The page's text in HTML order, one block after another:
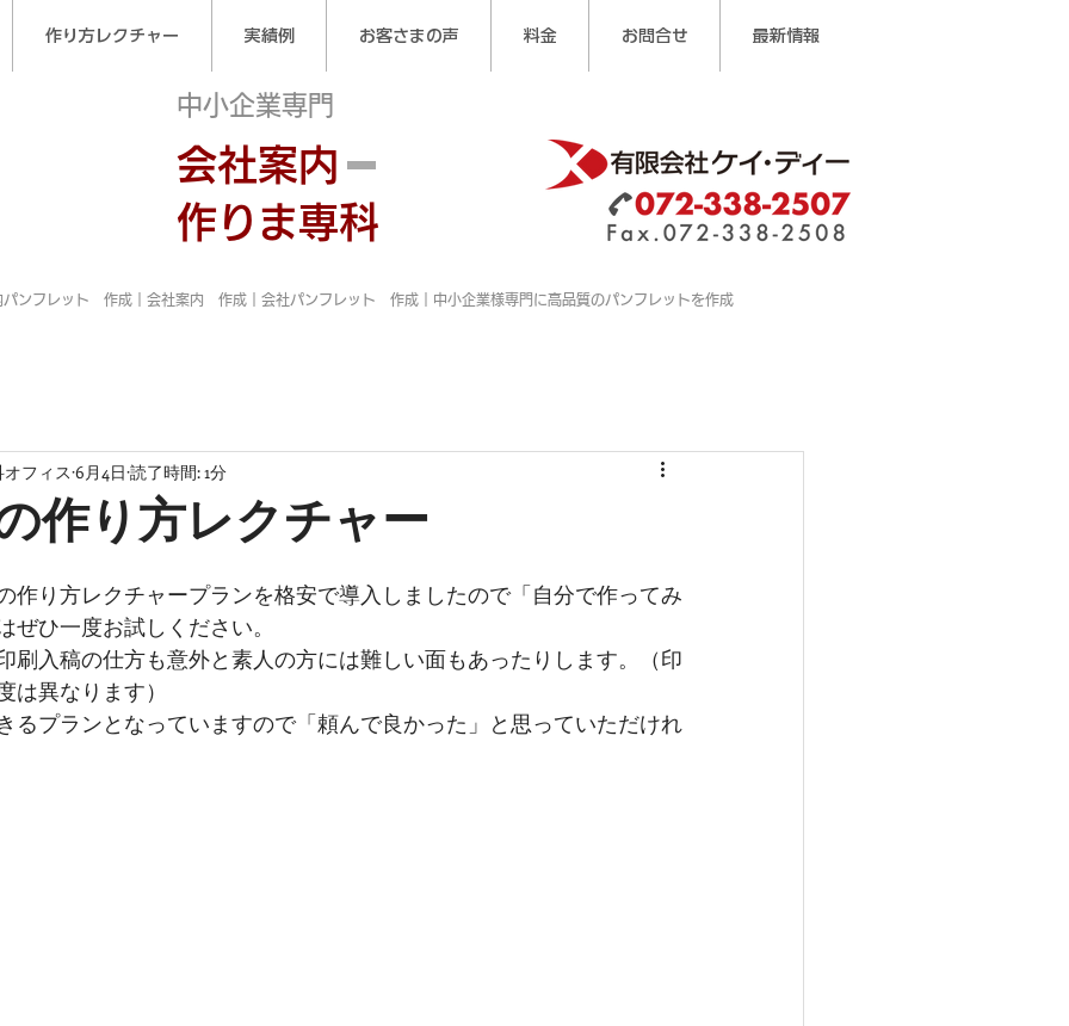
作り方レクチャー 実績例 お客さまの声 料金 お問合せ 最新情報
中小企業専門
会社案内
作りま専科
パンフレット 作成｜会社案内 作成｜会社パンフレット 作成｜中小企業様専門に高品質のパンフレットを作成
作り方レクチャー
フィス 6月4日 読了時間: 1分
作り方レクチャープランを格安で導入しましたので「自分で作ってみ
ぜひ一度お試しください。
刷入稿の仕方も意外と素人の方には難しい面もあったりします。（印
は異なります）
るプランとなっていますので「頼んで良かった」と思っていただけれ